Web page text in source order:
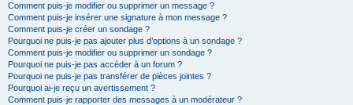
Comment puis-je modifier ou supprimer un message ?
Comment puis-je insérer une signature à mon message ?
Comment puis-je créer un sondage ?
Pourquoi ne puis-je pas ajouter plus d’options à un sondage ?
Comment puis-je modifier ou supprimer un sondage ?
Pourquoi ne puis-je pas accéder à un forum ?
Pourquoi ne puis-je pas transférer de pièces jointes ?
Pourquoi ai-je reçu un avertissement ?
Comment puis-je rapporter des messages à un modérateur ?